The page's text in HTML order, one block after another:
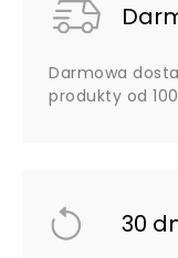
Darmowa
produkty od 100
30